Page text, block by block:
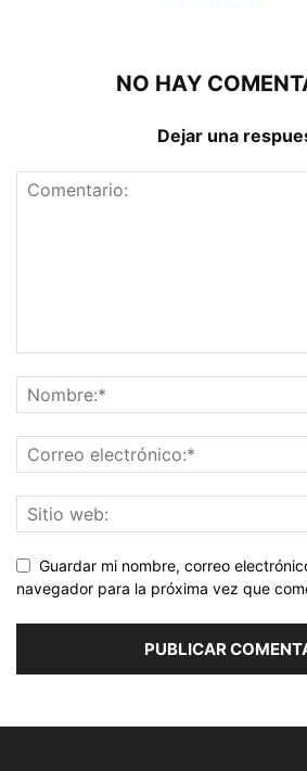
NO HAY
Dejar una
Guardar mi nombre, correo
navegador para la próxima vez que